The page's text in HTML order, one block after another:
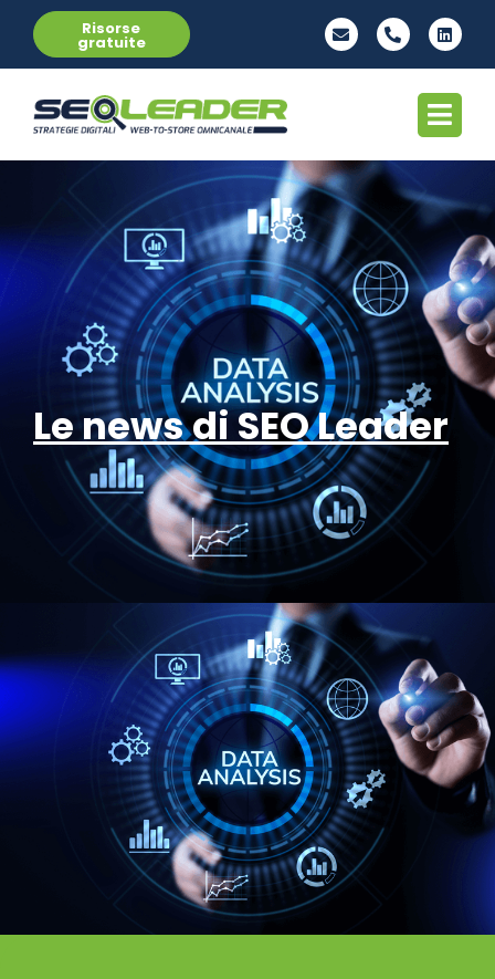
Risorse
gratuite
Le news di SEO Leader